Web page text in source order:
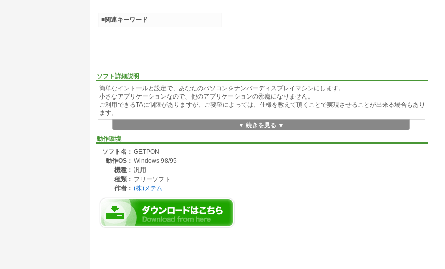
ソフト詳細説明
簡単なイントールと設定で、あなたのパソコンをナンバーディスプレイマシンにします。
小さなアプリケーションなので、他のアプリケーションの邪魔になりません。
ご利用できるTAに制限がありますが、ご要望によっては、仕様を教えて頂くことで実現させることが出来る場合もあり
ます。
▼ 続きを見る ▼
動作環境
ソフト名： GETPON
動作OS： Windows 98/95
機種： 汎用
種類： フリーソフト
作者： (株)メテム
■関連キーワード